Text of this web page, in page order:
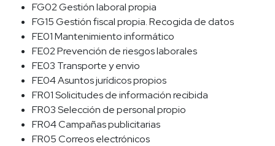
FG02 Gestión laboral propia
FG15 Gestión fiscal propia. Recogida de datos
FE01 Mantenimiento informático
FE02 Prevención de riesgos laborales
FE03 Transporte y envio
FE04 Asuntos jurídicos propios
FR01 Solicitudes de información recibida
FR03 Selección de personal propio
FR04 Campañas publicitarias
FR05 Correos electrónicos